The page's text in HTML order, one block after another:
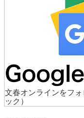
文春オンラインをフォ
ック）